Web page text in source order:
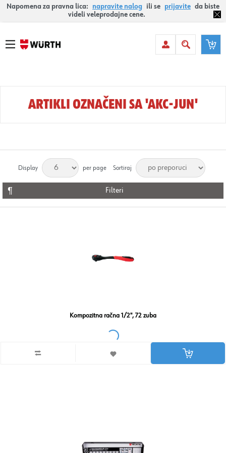
Napomena za pravna lica: napravite nalog ili se prijavite da biste
videli veleprodajne cene.
ARTIKLI OZNAČENI SA 'AKC-JUN'
Display per page Sortiraj
Filteri
Kompozitna račna 1/2'', 72 zuba